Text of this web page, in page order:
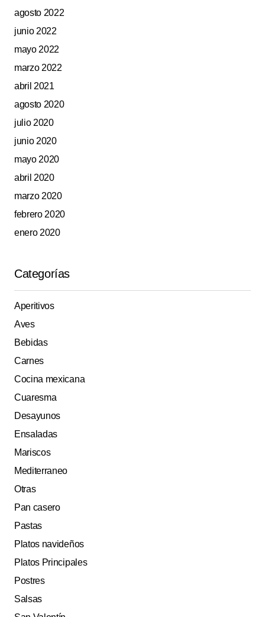
agosto 2022
junio 2022
mayo 2022
marzo 2022
abril 2021
agosto 2020
julio 2020
junio 2020
mayo 2020
abril 2020
marzo 2020
febrero 2020
enero 2020
Categorías
Aperitivos
Aves
Bebidas
Carnes
Cocina mexicana
Cuaresma
Desayunos
Ensaladas
Mariscos
Mediterraneo
Otras
Pan casero
Pastas
Platos navideños
Platos Principales
Postres
Salsas